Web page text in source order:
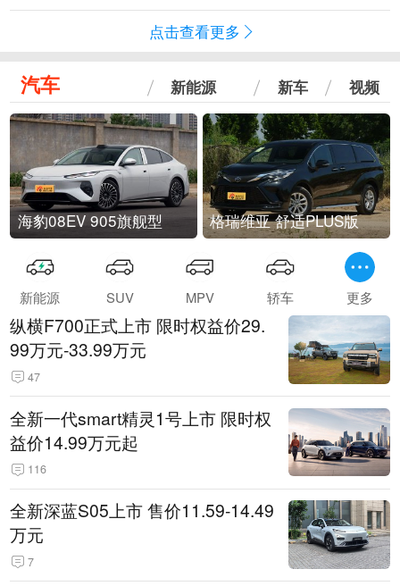
点击查看更多
汽车 新能源 新车 视频
海豹08EV 905旗舰型 格瑞维亚 舒适PLUS版
新能源 SUV MPV 轿车 更多
纵横F700正式上市 限时权益价29.
99万元-33.99万元
47
全新一代smart精灵1号上市 限时权
益价14.99万元起
116
全新深蓝S05上市 售价11.59-14.49
万元
7